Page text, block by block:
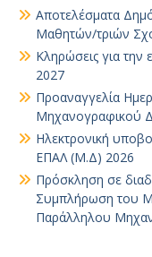
Αποτελέσματα
Μαθητών/τριών
Κληρώσεις για
2027
Προαναγγελία
Μηχανογραφικού
Ηλεκτρονική
ΕΠΑΛ (Μ.Δ) 2026
Πρόσκληση σε
Συμπλήρωση του
Παράλληλου